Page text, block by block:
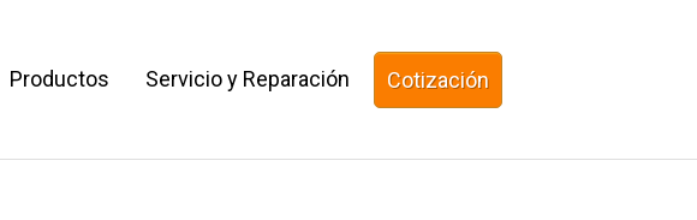
Productos Servicio y Reparación Cotización